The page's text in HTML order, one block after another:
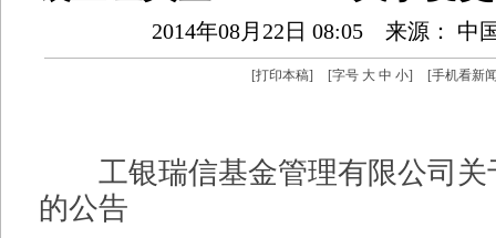
2014年08月22日 08:05 来源： 中
[打印本稿] [字号 大 中 小] [手机看新
工银瑞信基金管理有限公司关
的公告